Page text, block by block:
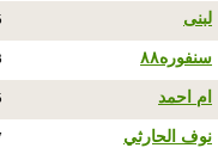
لبنى
سنفوره٨٨
ام احمد
نوف الحارثي